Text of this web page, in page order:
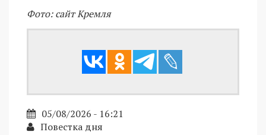
Фото: сайт Кремля
05/08/2026 - 16:21
Повестка дня